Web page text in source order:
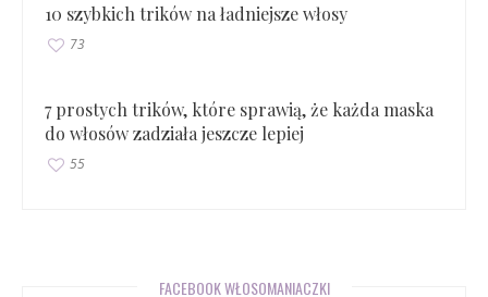
10 szybkich trików na ładniejsze włosy
73
7 prostych trików, które sprawią, że każda maska
do włosów zadziała jeszcze lepiej
55
FACEBOOK WŁOSOMANIACZKI